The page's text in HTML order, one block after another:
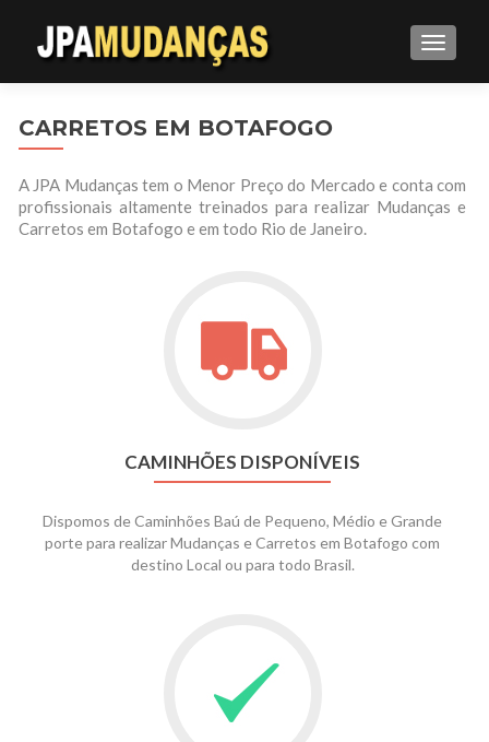
CARRETOS EM BOTAFOGO
A JPA Mudanças tem o Menor Preço do Mercado e conta com
profissionais altamente treinados para realizar Mudanças e
Carretos em Botafogo e em todo Rio de Janeiro.
CAMINHÕES DISPONÍVEIS
Dispomos de Caminhões Baú de Pequeno, Médio e Grande
porte para realizar Mudanças e Carretos em Botafogo com
destino Local ou para todo Brasil.